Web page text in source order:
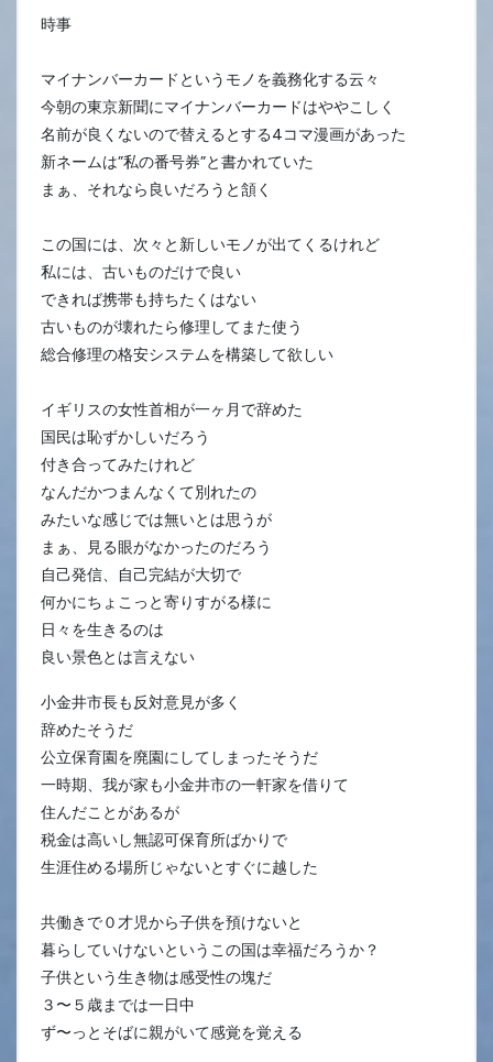
時事
マイナンバーカードというモノを義務化する云々
今朝の東京新聞にマイナンバーカードはややこしく
名前が良くないので替えるとする4コマ漫画があった
新ネームは”私の番号券”と書かれていた
まぁ、それなら良いだろうと頷く
この国には、次々と新しいモノが出てくるけれど
私には、古いものだけで良い
できれば携帯も持ちたくはない
古いものが壊れたら修理してまた使う
総合修理の格安システムを構築して欲しい
イギリスの女性首相が一ヶ月で辞めた
国民は恥ずかしいだろう
付き合ってみたけれど
なんだかつまんなくて別れたの
みたいな感じでは無いとは思うが
まぁ、見る眼がなかったのだろう
自己発信、自己完結が大切で
何かにちょこっと寄りすがる様に
日々を生きるのは
良い景色とは言えない
小金井市長も反対意見が多く
辞めたそうだ
公立保育園を廃園にしてしまったそうだ
一時期、我が家も小金井市の一軒家を借りて
住んだことがあるが
税金は高いし無認可保育所ばかりで
生涯住める場所じゃないとすぐに越した
共働きで０才児から子供を預けないと
暮らしていけないというこの国は幸福だろうか？
子供という生き物は感受性の塊だ
３〜５歳までは一日中
ず〜っとそばに親がいて感覚を覚える